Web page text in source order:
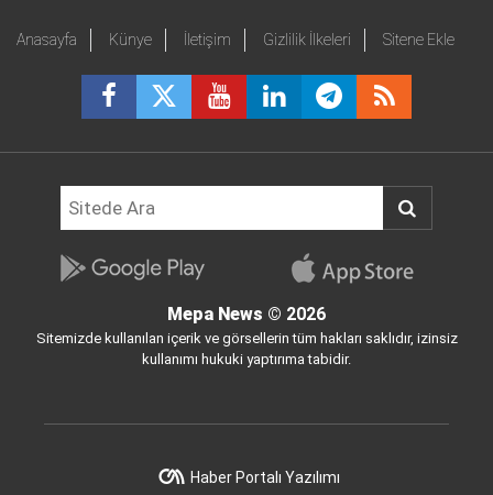
Anasayfa Künye İletişim Gizlilik İlkeleri Sitene Ekle
Mepa News © 2026
Sitemizde kullanılan içerik ve görsellerin tüm hakları saklıdır, izinsiz
kullanımı hukuki yaptırıma tabidir.
Haber Portalı Yazılımı